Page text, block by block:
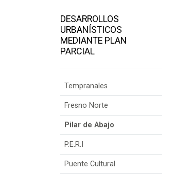
DESARROLLOS
URBANÍSTICOS
MEDIANTE PLAN
PARCIAL
Tempranales
Fresno Norte
Pilar de Abajo
P.E.R.I
Puente Cultural